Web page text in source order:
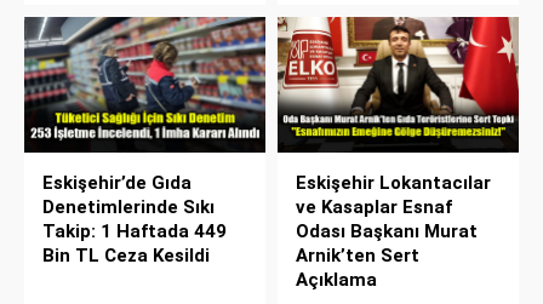
Eskişehir’de Gıda
Denetimlerinde Sıkı
Takip: 1 Haftada 449
Bin TL Ceza Kesildi
Eskişehir Lokantacılar
ve Kasaplar Esnaf
Odası Başkanı Murat
Arnik’ten Sert
Açıklama